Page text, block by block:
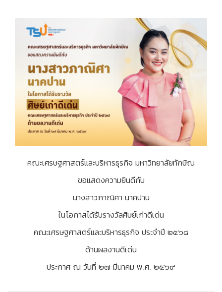
คณะเศรษฐศาสตร์และบริหารธุรกิจ มหาวิทยาลัยทักษิณ
ขอแสดงความยินดีกับ
นางสาวภาณิศา นาคปาน
ในโอกาสได้รับรางวัลศิษย์เก่าดีเด่น
คณะเศรษฐศาสตร์และบริหารธุรกิจ ประจำปี ๒๕๖๘
ด้านผลงานดีเด่น
ประกาศ ณ วันที่ ๒๗ มีนาคม พ.ศ. ๒๕๖๙